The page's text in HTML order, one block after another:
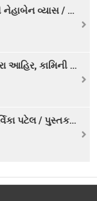
– વિમોચન
20/03/2021 : વક્તા – સુશ્રી નેહાબેન વ્યાસ / પુસ્તક – જુવો, જીવનને નિરાળી દ્રષ્ટિથી
13/03/2021 : વક્તાઓ – ધારા આહિર, કામિની મિશ્રા, ઝલક રૂડાણી, સંજના પ્રજાપતિ
06/03/2021 : વક્તા : ૧ – ઉર્વિકા પટેલ / પુસ્તક – પોતાનો ઓરડો. વક્તા : ૨ – અક્ષર પટેલ / પુસ્તક – India’s Most Fearless -1.